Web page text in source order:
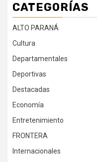
CATEGORÍAS
ALTO PARANÁ
Cultura
Departamentales
Deportivas
Destacadas
Economía
Entretenimiento
FRONTERA
Internacionales